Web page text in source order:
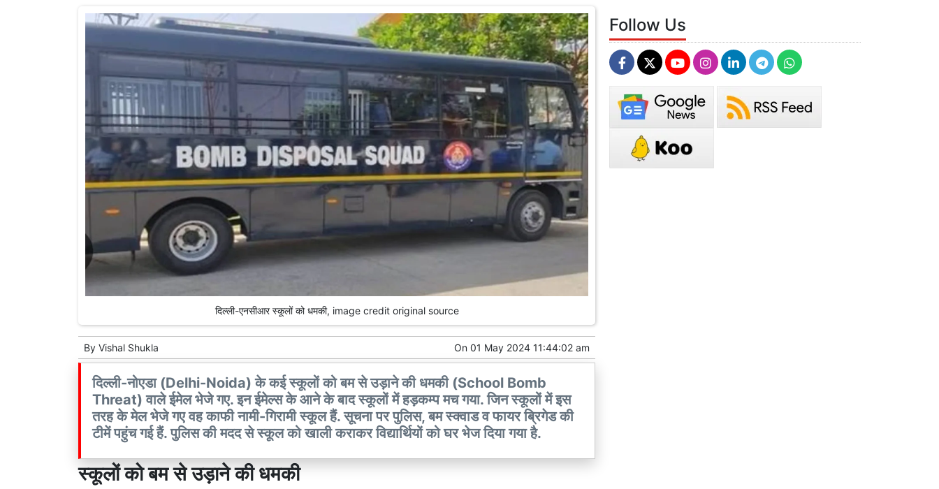
दिल्ली-एनसीआर स्कूलों को धमकी, image credit original source
By Vishal Shukla On 01 May 2024 11:44:02 am
दिल्ली-नोएडा (Delhi-Noida) के कई स्कूलों को बम से उड़ाने की धमकी (School Bomb
Threat) वाले ईमेल भेजे गए. इन ईमेल्स के आने के बाद स्कूलों में हड़कम्प मच गया. जिन स्कूलों में इस
तरह के मेल भेजे गए वह काफी नामी-गिरामी स्कूल हैं. सूचना पर पुलिस, बम स्क्वाड व फायर ब्रिगेड की
टीमें पहुंच गई हैं. पुलिस की मदद से स्कूल को खाली कराकर विद्यार्थियों को घर भेज दिया गया है.
स्कूलों को बम से उड़ाने की धमकी
Follow Us